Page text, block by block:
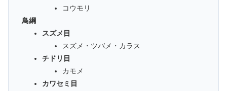
コウモリ
鳥綱
スズメ目
スズメ・ツバメ・カラス
チドリ目
カモメ
カワセミ目